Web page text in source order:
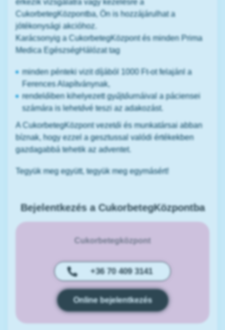
érkezik vizsgálatra vagy kezelésre a
CukorbetegKözpontba, Ön is hozzájárulhat a
jótékonysági akcióhoz.
Karácsonyig a CukorbetegKözpont és minden Prima
Medica EgészségHálózat tag
minden pénteki vizit díjából 1000 Ft-ot felajánl a
Ferences Alapítványnak,
rendelőiben kihelyezett gyűjtőurnáival a páciensei
számára is lehetővé teszi az adakozást.
A CukorbetegKözpont vezetői és munkatársai abban
bíznak, hogy ezzel a gesztussal valódi értékekben
gazdagabbá tehetik az adventet.
Tegyük meg együtt, tegyük meg egymásért!
Bejelentkezés a CukorbetegKözpontba
Cukorbetegközpont
+36 70 409 3141
Online bejelentkezés